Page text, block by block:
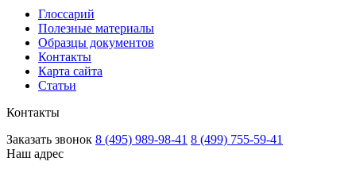
Глоссарий
Полезные материалы
Образцы документов
Контакты
Карта сайта
Статьи
Контакты
Заказать звонок 8 (495) 989-98-41 8 (499) 755-59-41
Наш адрес